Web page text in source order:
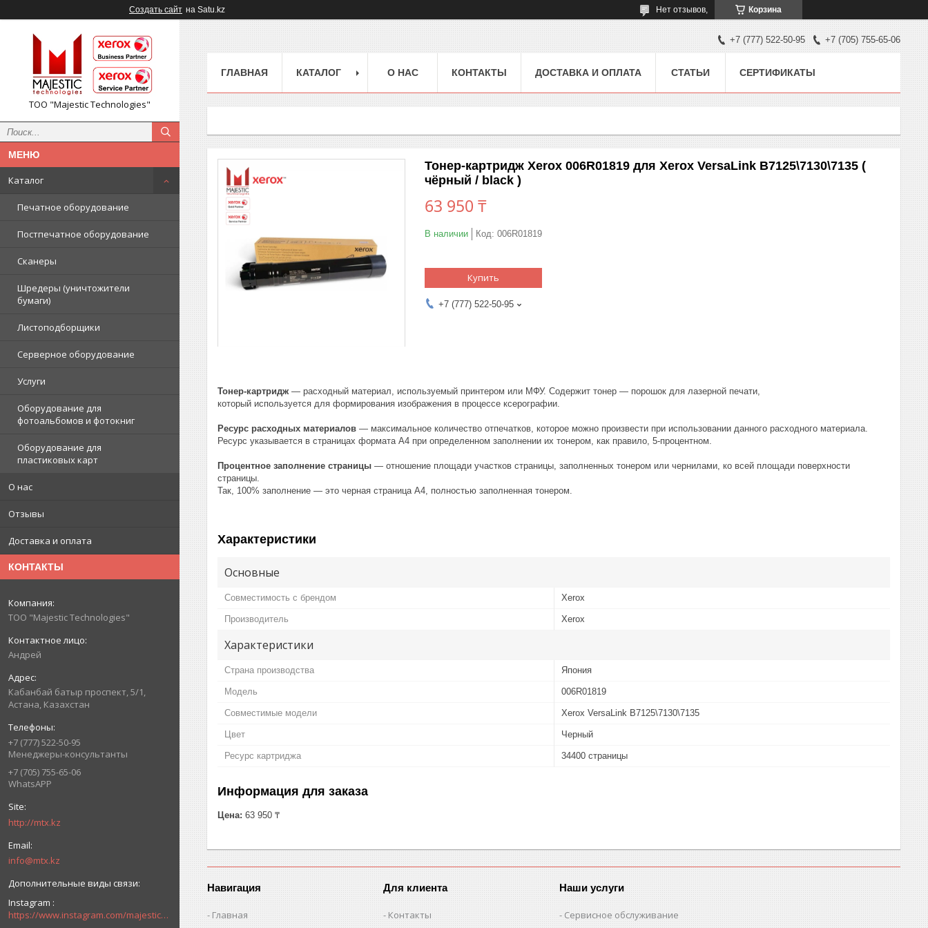
Создать сайт на Satu.kz Корзина
Нет отзывов,
ТОО "Majestic Technologies"
Каталог
Печатное оборудование
Постпечатное оборудование
Сканеры
Шредеры (уничтожители
бумаги)
Листоподборщики
Серверное оборудование
Услуги
Оборудование для
фотоальбомов и фотокниг
Оборудование для
пластиковых карт
О нас
Отзывы
Доставка и оплата
КОНТАКТЫ
ТОО "Majestic Technologies"
Андрей
Кабанбай батыр проспект, 5/1,
Астана, Казахстан
+7 (777) 522-50-95
Менеджеры-консультанты
+7 (705) 755-65-06
WhatsAPP
http://mtx.kz
info@mtx.kz
Instagram
https://www.instagram.com/majestic_technologies.kz/
+7 (777) 522-50-95 +7 (705) 755-65-06
ГЛАВНАЯ КАТАЛОГ О НАС КОНТАКТЫ ДОСТАВКА И ОПЛАТА СТАТЬИ СЕРТИФИКАТЫ
Тонер-картридж Xerox 006R01819 для Xerox VersaLink B7125\7130\7135 (
чёрный / black )
63 950 ₸
В наличии Код: 006R01819
Купить
+7 (777) 522-50-95
Тонер-картридж — расходный материал, используемый принтером или МФУ. Содержит тонер — порошок для лазерной печати,
который используется для формирования изображения в процессе ксерографии.
Ресурс расходных материалов — максимальное количество отпечатков, которое можно произвести при использовании данного расходного материала.
Ресурс указывается в страницах формата А4 при определенном заполнении их тонером, как правило, 5-процентном.
Процентное заполнение страницы — отношение площади участков страницы, заполненных тонером или чернилами, ко всей площади поверхности
страницы.
Так, 100% заполнение — это черная страница А4, полностью заполненная тонером.
Характеристики
Основные
Совместимость с брендом Xerox
Производитель Xerox
Характеристики
Страна производства Япония
Модель 006R01819
Совместимые модели Xerox VersaLink B7125\7130\7135
Цвет Черный
Ресурс картриджа 34400 страницы
Информация для заказа
Цена: 63 950 ₸
Навигация
Главная
Для клиента
Контакты
Наши услуги
Сервисное обслуживание